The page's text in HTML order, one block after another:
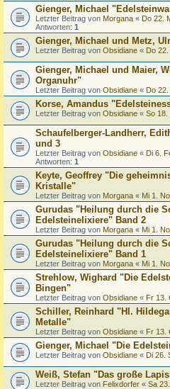
Gienger, Michael
Letzter Beitrag von Morgana « Do 22.
Antworten: 1
Gienger, Michael und Metz,
Letzter Beitrag von Obsidiane « Do
Gienger, Michael und Maier,
Organuhr"
Letzter Beitrag von Obsidiane « Do
Korse, Amandus
Letzter Beitrag von Obsidiane « So 18.
Schaufelberger-Landherr,
und 3
Letzter Beitrag von Obsidiane « Di 6.
Antworten: 1
Keyte, Geoffrey "Die
Kristalle"
Letzter Beitrag von Morgana « Mi 1.
Gurudas "Heilung durch die
Edelsteinelixiere" Band 2
Letzter Beitrag von Morgana « Mi 1.
Gurudas "Heilung durch die
Edelsteinelixiere" Band 1
Letzter Beitrag von Morgana « Mi 1.
Strehlow, Wighard "Die
Bingen"
Letzter Beitrag von Obsidiane « Fr 13.
Schiller, Reinhard "Hl.
Metalle"
Letzter Beitrag von Obsidiane « Fr 13.
Gienger, Michael "Die
Letzter Beitrag von Obsidiane « Di 26.
Weiß, Stefan "Das große
Letzter Beitrag von Felixdorfer « Sa